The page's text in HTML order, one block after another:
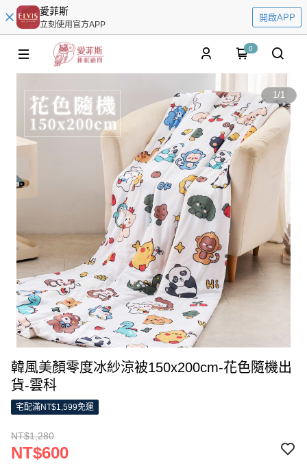
愛菲斯
立刻使用官方APP
開啟APP
0
1/1
韓風美顏零度冰紗涼被150x200cm-花色隨機出
貨-雲科
宅配滿NT$1,599免運
NT$1,280
NT$600